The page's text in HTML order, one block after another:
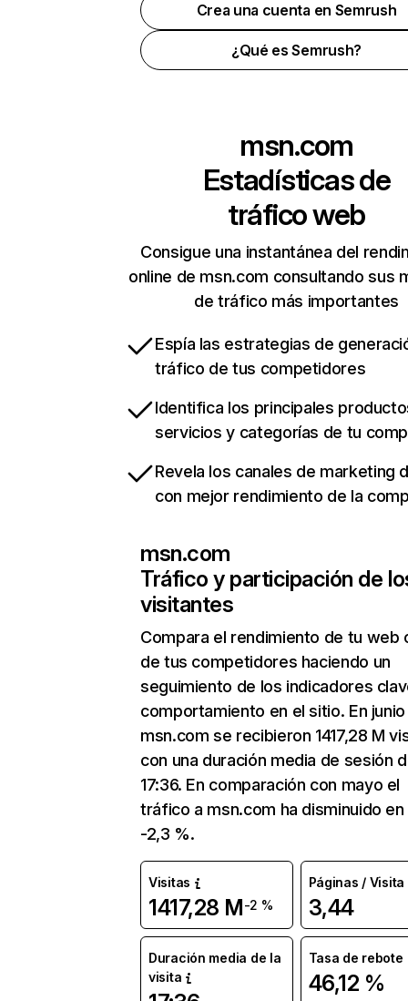
Crea una cuenta en Semrush
¿Qué es Semrush?
msn.com
Estadísticas de
tráfico web
Consigue una instantánea del
online de msn.com consultando sus
de tráfico más importantes
Espía las estrategias de
tráfico de tus competidores
Identifica los principales
servicios y categorías de tu
Revela los canales de marketing
con mejor rendimiento de la
msn.com
Tráfico y participación de
visitantes
Compara el rendimiento de tu web
de tus competidores haciendo un
seguimiento de los indicadores
comportamiento en el sitio. En junio
msn.com se recibieron 1417,28 M
con una duración media de sesión
17:36. En comparación con mayo el
tráfico a msn.com ha disminuido en
-2,3 %.
Visitas
1417,28 M-2 %
Páginas / Visita
3,44
Duración media de la
visita
Tasa de rebote
46,12 %